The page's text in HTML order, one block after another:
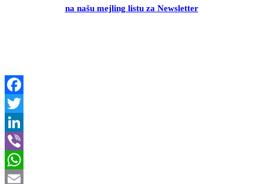
na našu mejling listu za Newsletter
Facebook
Twitter
LinkedIn
Viber
WhatsApp